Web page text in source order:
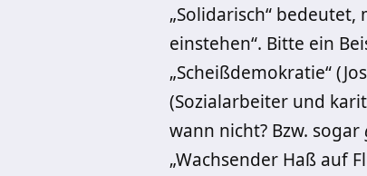
„Solidarisch“
einstehen“. Bitte ein
„Scheißdemokratie“
(Sozialarbeiter und
wann nicht? Bzw. sogar
„Wachsender Haß auf